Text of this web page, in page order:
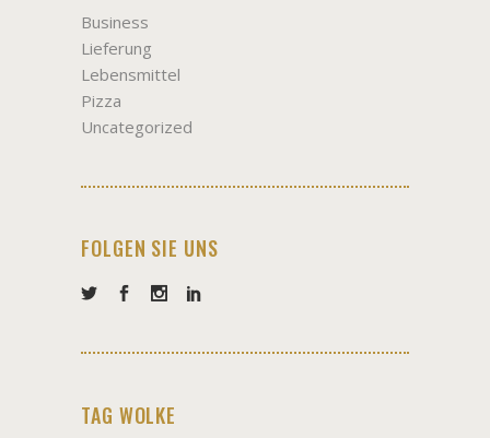
Business
Lieferung
Lebensmittel
Pizza
Uncategorized
FOLGEN SIE UNS
TAG WOLKE